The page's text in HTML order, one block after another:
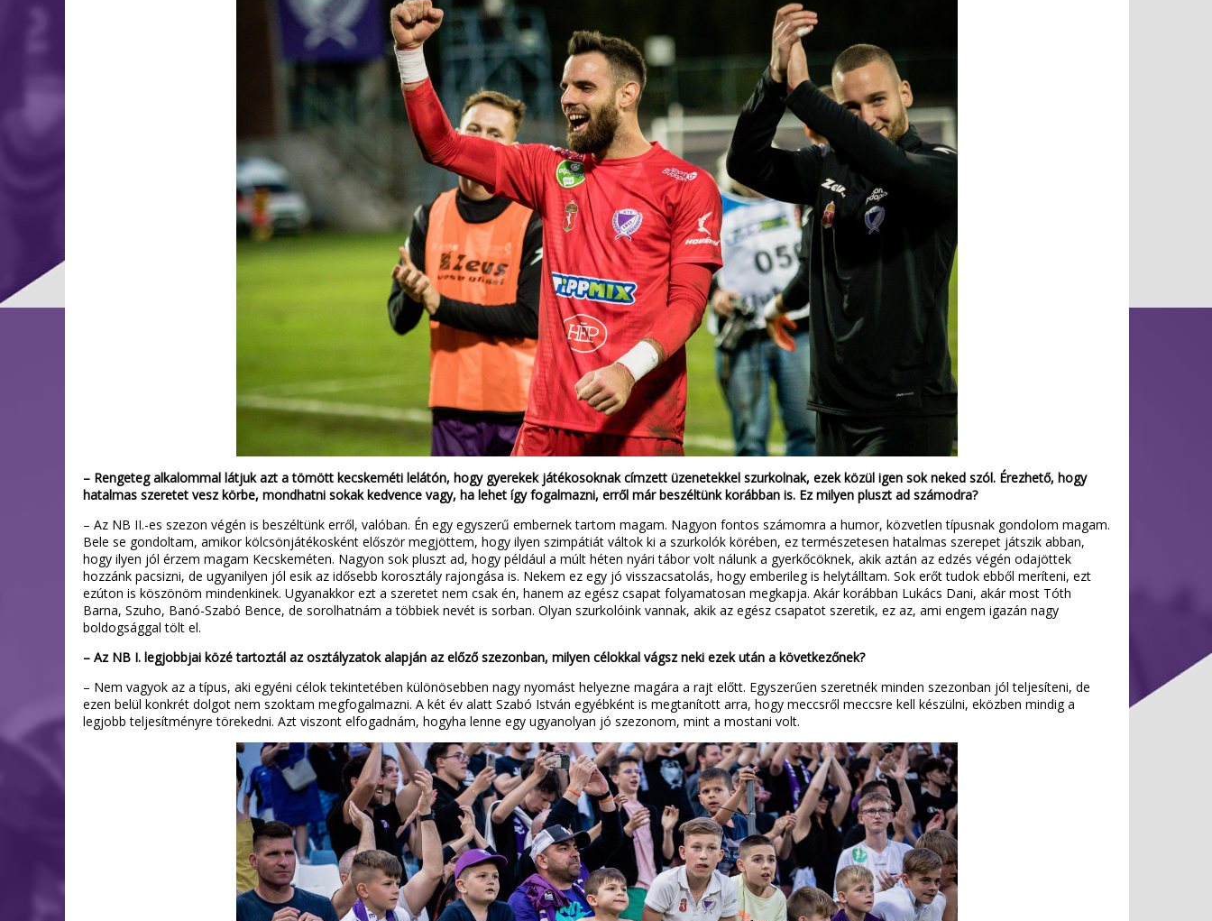
– Rengeteg alkalommal látjuk azt a tömött kecskeméti lelátón, hogy gyerekek játékosoknak címzett üzenetekkel szurkolnak, ezek közül igen sok neked szól. Érezhető, hogy
hatalmas szeretet vesz körbe, mondhatni sokak kedvence vagy, ha lehet így fogalmazni, erről már beszéltünk korábban is. Ez milyen pluszt ad számodra?
– Az NB II.-es szezon végén is beszéltünk erről, valóban. Én egy egyszerű embernek tartom magam. Nagyon fontos számomra a humor, közvetlen típusnak gondolom magam.
Bele se gondoltam, amikor kölcsönjátékosként először megjöttem, hogy ilyen szimpátiát váltok ki a szurkolók körében, ez természetesen hatalmas szerepet játszik abban,
hogy ilyen jól érzem magam Kecskeméten. Nagyon sok pluszt ad, hogy például a múlt héten nyári tábor volt nálunk a gyerkőcöknek, akik aztán az edzés végén odajöttek
hozzánk pacsizni, de ugyanilyen jól esik az idősebb korosztály rajongása is. Nekem ez egy jó visszacsatolás, hogy emberileg is helytálltam. Sok erőt tudok ebből meríteni, ezt
ezúton is köszönöm mindenkinek. Ugyanakkor ezt a szeretet nem csak én, hanem az egész csapat folyamatosan megkapja. Akár korábban Lukács Dani, akár most Tóth
Barna, Szuho, Banó-Szabó Bence, de sorolhatnám a többiek nevét is sorban. Olyan szurkolóink vannak, akik az egész csapatot szeretik, ez az, ami engem igazán nagy
boldogsággal tölt el.
– Az NB I. legjobbjai közé tartoztál az osztályzatok alapján az előző szezonban, milyen célokkal vágsz neki ezek után a következőnek?
– Nem vagyok az a típus, aki egyéni célok tekintetében különösebben nagy nyomást helyezne magára a rajt előtt. Egyszerűen szeretnék minden szezonban jól teljesíteni, de
ezen belül konkrét dolgot nem szoktam megfogalmazni. A két év alatt Szabó István egyébként is megtanított arra, hogy meccsről meccsre kell készülni, eközben mindig a
legjobb teljesítményre törekedni. Azt viszont elfogadnám, hogyha lenne egy ugyanolyan jó szezonom, mint a mostani volt.